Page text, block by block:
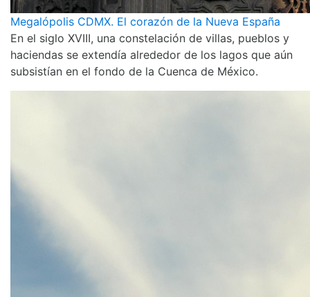
Megalópolis CDMX. El corazón de la Nueva España
En el siglo XVIII, una constelación de villas, pueblos y
haciendas se extendía alrededor de los lagos que aún
subsistían en el fondo de la Cuenca de México.